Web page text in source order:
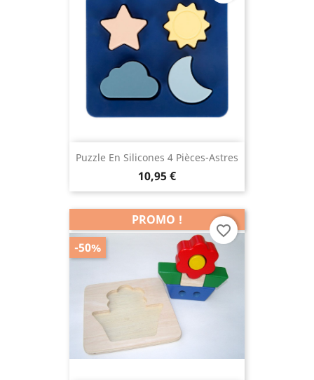
Puzzle En Silicones 4 Pièces-Astres
10,95 €
PROMO !
-50%
favorite_border